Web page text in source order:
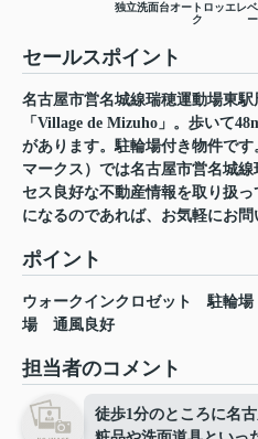
独立洗面台オートロッ
ク
エレ
ー
セールスポイント
名古屋市営名城線瑞穂運動場東
「Village de Mizuho」。歩いて
があります。駐輪場付き物件で
マークス）では名古屋市営名城
セス良好な不動産情報を取り扱
になるのであれば、お気軽にお問
ポイント
ウォークインクロゼット 駐輪場
場
通風良好
担当者のコメント
徒歩1分のところに名